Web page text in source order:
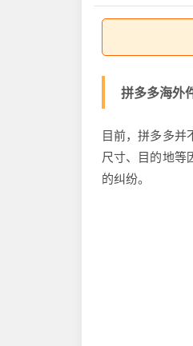
拼多多海外
目前，拼多多并
尺寸、目的地等
的纠纷。